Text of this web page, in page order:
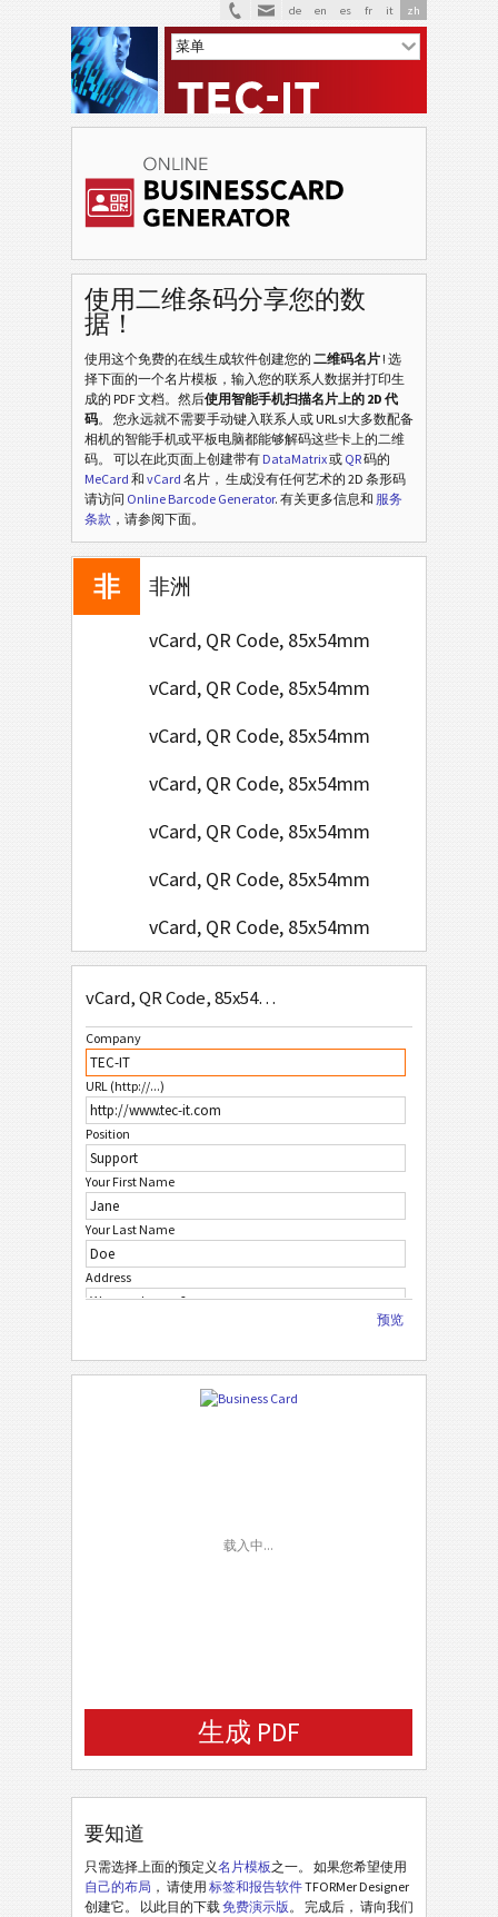
de en es fr it zh
使用二维条码分享您的数
据！
使用这个免费的在线生成软件创建您的 二维码名片 ! 选
择下面的一个名片模板，输入您的联系人数据并打印生
成的 PDF 文档。然后使用智能手机扫描名片上的 2D 代
码。 您永远就不需要手动键入联系人或 URLs!大多数配备
相机的智能手机或平板电脑都能够解码这些卡上的二维
码。 可以在此页面上创建带有 DataMatrix或 QR码的
MeCard 和 vCard 名片， 生成没有任何艺术的 2D 条形码
请访问 Online Barcode Generator. 有关更多信息和 服务
条款 ，请参阅下面。
V VCARD
M MECARD
白 白色
水 水果
圣 圣诞节
非 非洲
vCard, QR Code, 85x54mm
vCard, QR Code, 85x54mm
vCard, QR Code, 85x54mm
vCard, QR Code, 85x54mm
vCard, QR Code, 85x54mm
vCard, QR Code, 85x54mm
vCard, QR Code, 85x54mm
vCard, QR Code, 85x54mm
亚 亚洲
自 自定义
vCard, QR Code, 85x54mm
Company
URL (http://...)
Position
Your First Name
Your Last Name
Address
ZIP Code
预览
载入中...
生成 PDF
要知道
只需选择上面的预定义名片模板之一。 如果您希望使用
自己的布局 ， 请使用 标签和报告软件TFORMer Designer
创建它。 以此目的下载免费演示版。 完成后， 请向我们